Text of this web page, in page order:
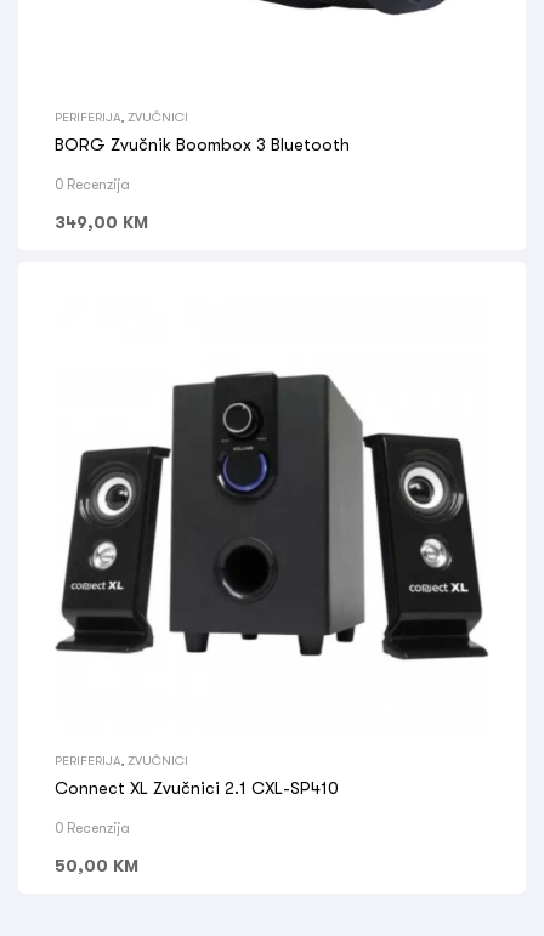
PERIFERIJA ZVUČNICI
BORG Zvučnik Boombox 3 Bluetooth
0 Recenzija
349,00 KM
PERIFERIJA ZVUČNICI
Connect XL Zvučnici 2.1 CXL-SP410
0 Recenzija
50,00 KM